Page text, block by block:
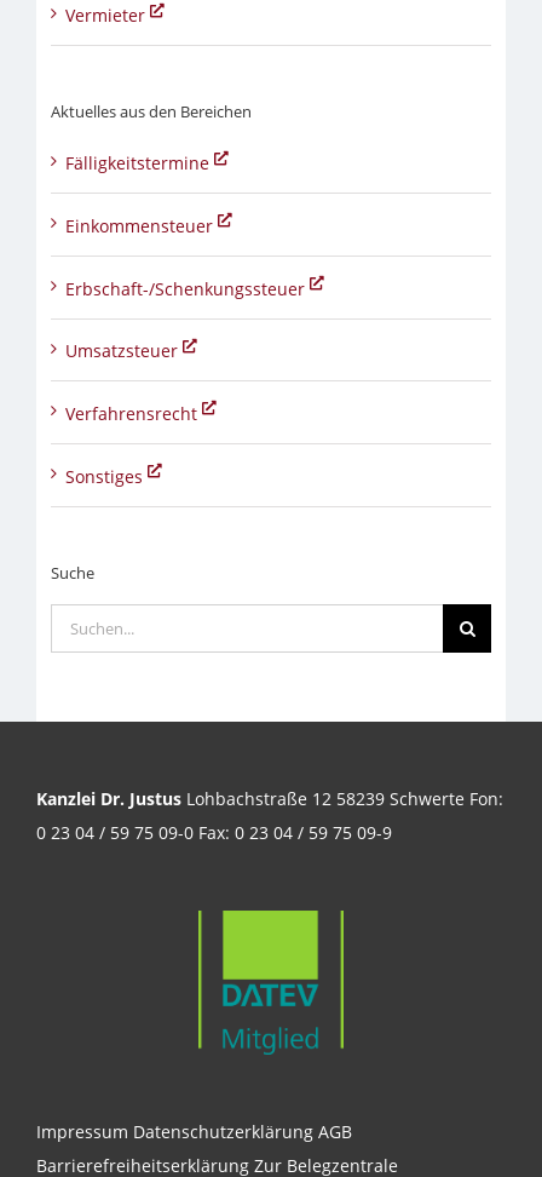
Vermieter
Aktuelles aus den Bereichen
Fälligkeitstermine
Einkommensteuer
Erbschaft-/Schenkungssteuer
Umsatzsteuer
Verfahrensrecht
Sonstiges
Suche
Suche
nach:
Kanzlei Dr. Justus Lohbachstraße 12 58239 Schwerte Fon:
0 23 04 / 59 75 09-0 Fax: 0 23 04 / 59 75 09-9
Impressum Datenschutzerklärung AGB
Barrierefreiheitserklärung Zur Belegzentrale